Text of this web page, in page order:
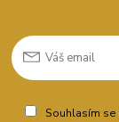
Souhlasím se